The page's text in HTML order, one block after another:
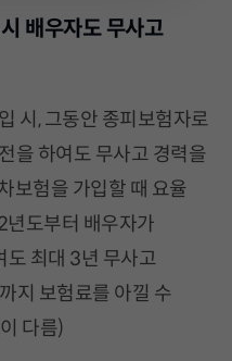
배우자도 무사고
시, 그동안 종피보험자로
을 하여도 무사고 경력을
보험을 가입할 때 요율
도부터 배우자가
도 최대 3년 무사고
지 보험료를 아낄 수
다름)